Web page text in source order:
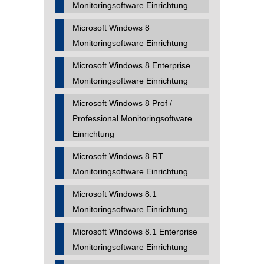
Monitoringsoftware Einrichtung
Microsoft Windows 8
Monitoringsoftware Einrichtung
Microsoft Windows 8 Enterprise
Monitoringsoftware Einrichtung
Microsoft Windows 8 Prof /
Professional Monitoringsoftware
Einrichtung
Microsoft Windows 8 RT
Monitoringsoftware Einrichtung
Microsoft Windows 8.1
Monitoringsoftware Einrichtung
Microsoft Windows 8.1 Enterprise
Monitoringsoftware Einrichtung